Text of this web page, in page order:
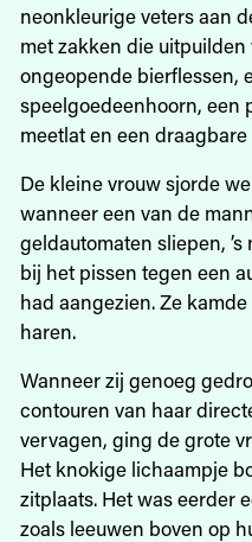
neonkleurige veters aan
met zakken die
ongeopende bierflessen,
speelgoedeenhoorn, een
meetlat en een draagbare
De kleine vrouw sjorde
wanneer een van de
geldautomaten sliepen,
bij het pissen tegen een
had aangezien. Ze
haren.
Wanneer zij genoeg
contouren van haar
vervagen, ging de grote
Het knokige lichaampje
zitplaats. Het was eerder
zoals leeuwen boven op